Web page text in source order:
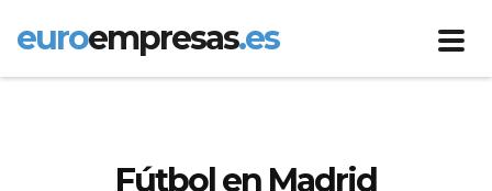
euroempresas.es
Fútbol en Madrid